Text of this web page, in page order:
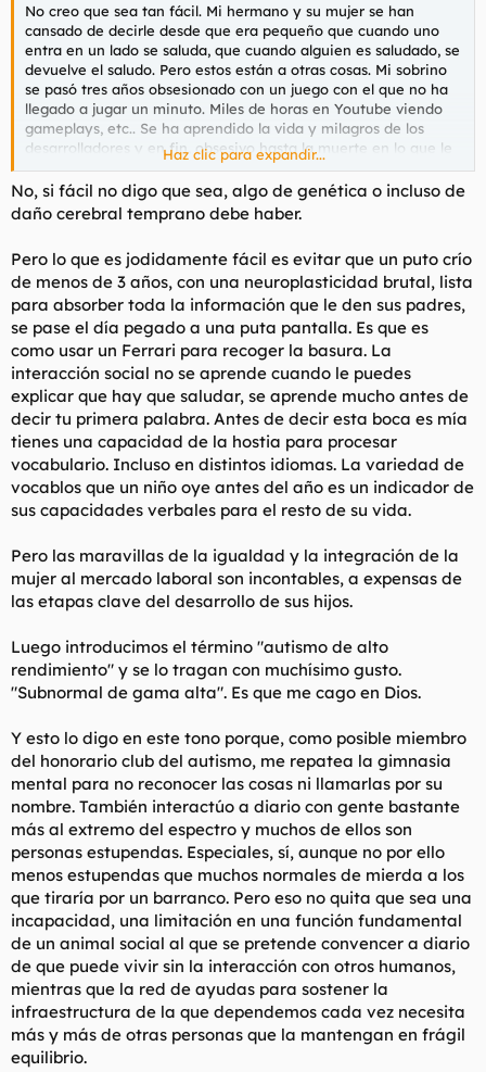
No creo que sea tan fácil. Mi hermano y su mujer se han
cansado de decirle desde que era pequeño que cuando uno
entra en un lado se saluda, que cuando alguien es saludado, se
devuelve el saludo. Pero estos están a otras cosas. Mi sobrino
se pasó tres años obsesionado con un juego con el que no ha
llegado a jugar un minuto. Miles de horas en Youtube viendo
gameplays, etc.. Se ha aprendido la vida y milagros de los
desarrolladores y en fin, obsesivo hasta la muerte en lo que le
mola. No tiene una respuesta normal socialmente, o pasa de
todo o muestra una respuesta totalmente exagerada si le
gusta. No tiene casi amigos.
Haz clic para expandir...
No, si fácil no digo que sea, algo de genética o incluso de
daño cerebral temprano debe haber.
Pero lo que es jodidamente fácil es evitar que un puto crío
de menos de 3 años, con una neuroplasticidad brutal, lista
para absorber toda la información que le den sus padres,
se pase el día pegado a una puta pantalla. Es que es
como usar un Ferrari para recoger la basura. La
interacción social no se aprende cuando le puedes
explicar que hay que saludar, se aprende mucho antes de
decir tu primera palabra. Antes de decir esta boca es mía
tienes una capacidad de la hostia para procesar
vocabulario. Incluso en distintos idiomas. La variedad de
vocablos que un niño oye antes del año es un indicador de
sus capacidades verbales para el resto de su vida.
Pero las maravillas de la igualdad y la integración de la
mujer al mercado laboral son incontables, a expensas de
las etapas clave del desarrollo de sus hijos.
Luego introducimos el término "autismo de alto
rendimiento" y se lo tragan con muchísimo gusto.
"Subnormal de gama alta". Es que me cago en Dios.
Y esto lo digo en este tono porque, como posible miembro
del honorario club del autismo, me repatea la gimnasia
mental para no reconocer las cosas ni llamarlas por su
nombre. También interactúo a diario con gente bastante
más al extremo del espectro y muchos de ellos son
personas estupendas. Especiales, sí, aunque no por ello
menos estupendas que muchos normales de mierda a los
que tiraría por un barranco. Pero eso no quita que sea una
incapacidad, una limitación en una función fundamental
de un animal social al que se pretende convencer a diario
de que puede vivir sin la interacción con otros humanos,
mientras que la red de ayudas para sostener la
infraestructura de la que dependemos cada vez necesita
más y más de otras personas que la mantengan en frágil
equilibrio.